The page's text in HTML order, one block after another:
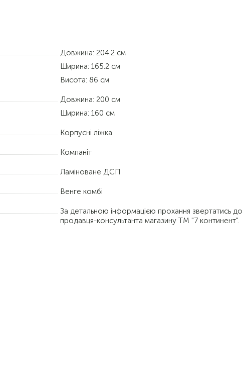
Довжина: 204.2 см
Ширина: 165.2 см
Висота: 86 см
Довжина: 200 см
Ширина: 160 см
Корпусні ліжка
Компаніт
Ламіноване ДСП
Венге комбі
За детальною інформацією прохання звертатись до
продавця-консультанта магазину ТМ "7 континент".